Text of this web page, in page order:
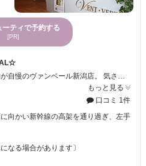
ーティで予約する
[PR]
ゆったりくつろげるキレイな店内が自慢のヴァンベール新潟店。 気さくなスタッフが多く、何でも話しやすい雰囲気です。 リラックスしながら癒しとキレイを存分に感じられると思います。 こんなサロンを探していた！と言ってもらえるようなサロンを目指しています。 ご来店を心よりお待ちしております。
もっと見る
口コミ 1件
向かい新幹線の高架を通り過ぎ、左手
なる場合があります〕